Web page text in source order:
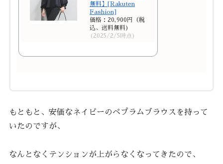
無料】[Rakuten
Fashion]
価格：20,900円（税
込、送料無料)
(2025/2/5時点)
もともと、安価なネイビーのペプラムブラウスを持って
いたのですが、
なんとなくテンションが上がらなくなってきたので、